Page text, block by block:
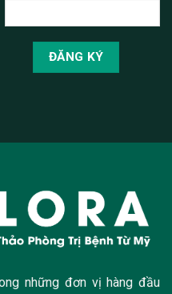
những đơn vị hàng đầu